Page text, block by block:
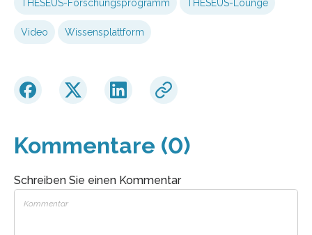
THESEUS-Forschungsprogramm THESEUS-Lounge
Video Wissensplattform
Kommentare (0)
Schreiben Sie einen Kommentar